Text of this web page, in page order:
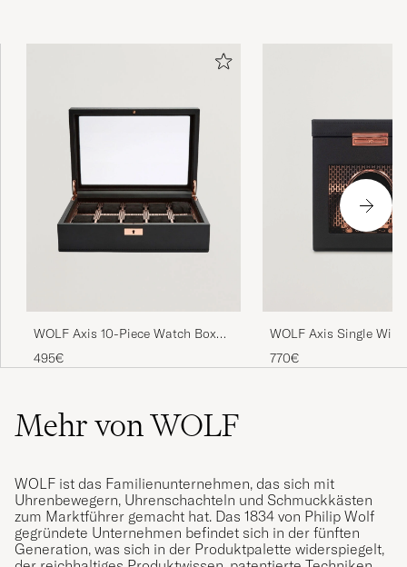
WOLF Axis 10-Piece Watch Box
Copper
495€
WOLF Axis Single
Storage Copper
770€
Mehr von WOLF
WOLF ist das Familienunternehmen, das sich mit
Uhrenbewegern, Uhrenschachteln und Schmuckkästen
zum Marktführer gemacht hat. Das 1834 von Philip Wolf
gegründete Unternehmen befindet sich in der fünften
Generation, was sich in der Produktpalette widerspiegelt,